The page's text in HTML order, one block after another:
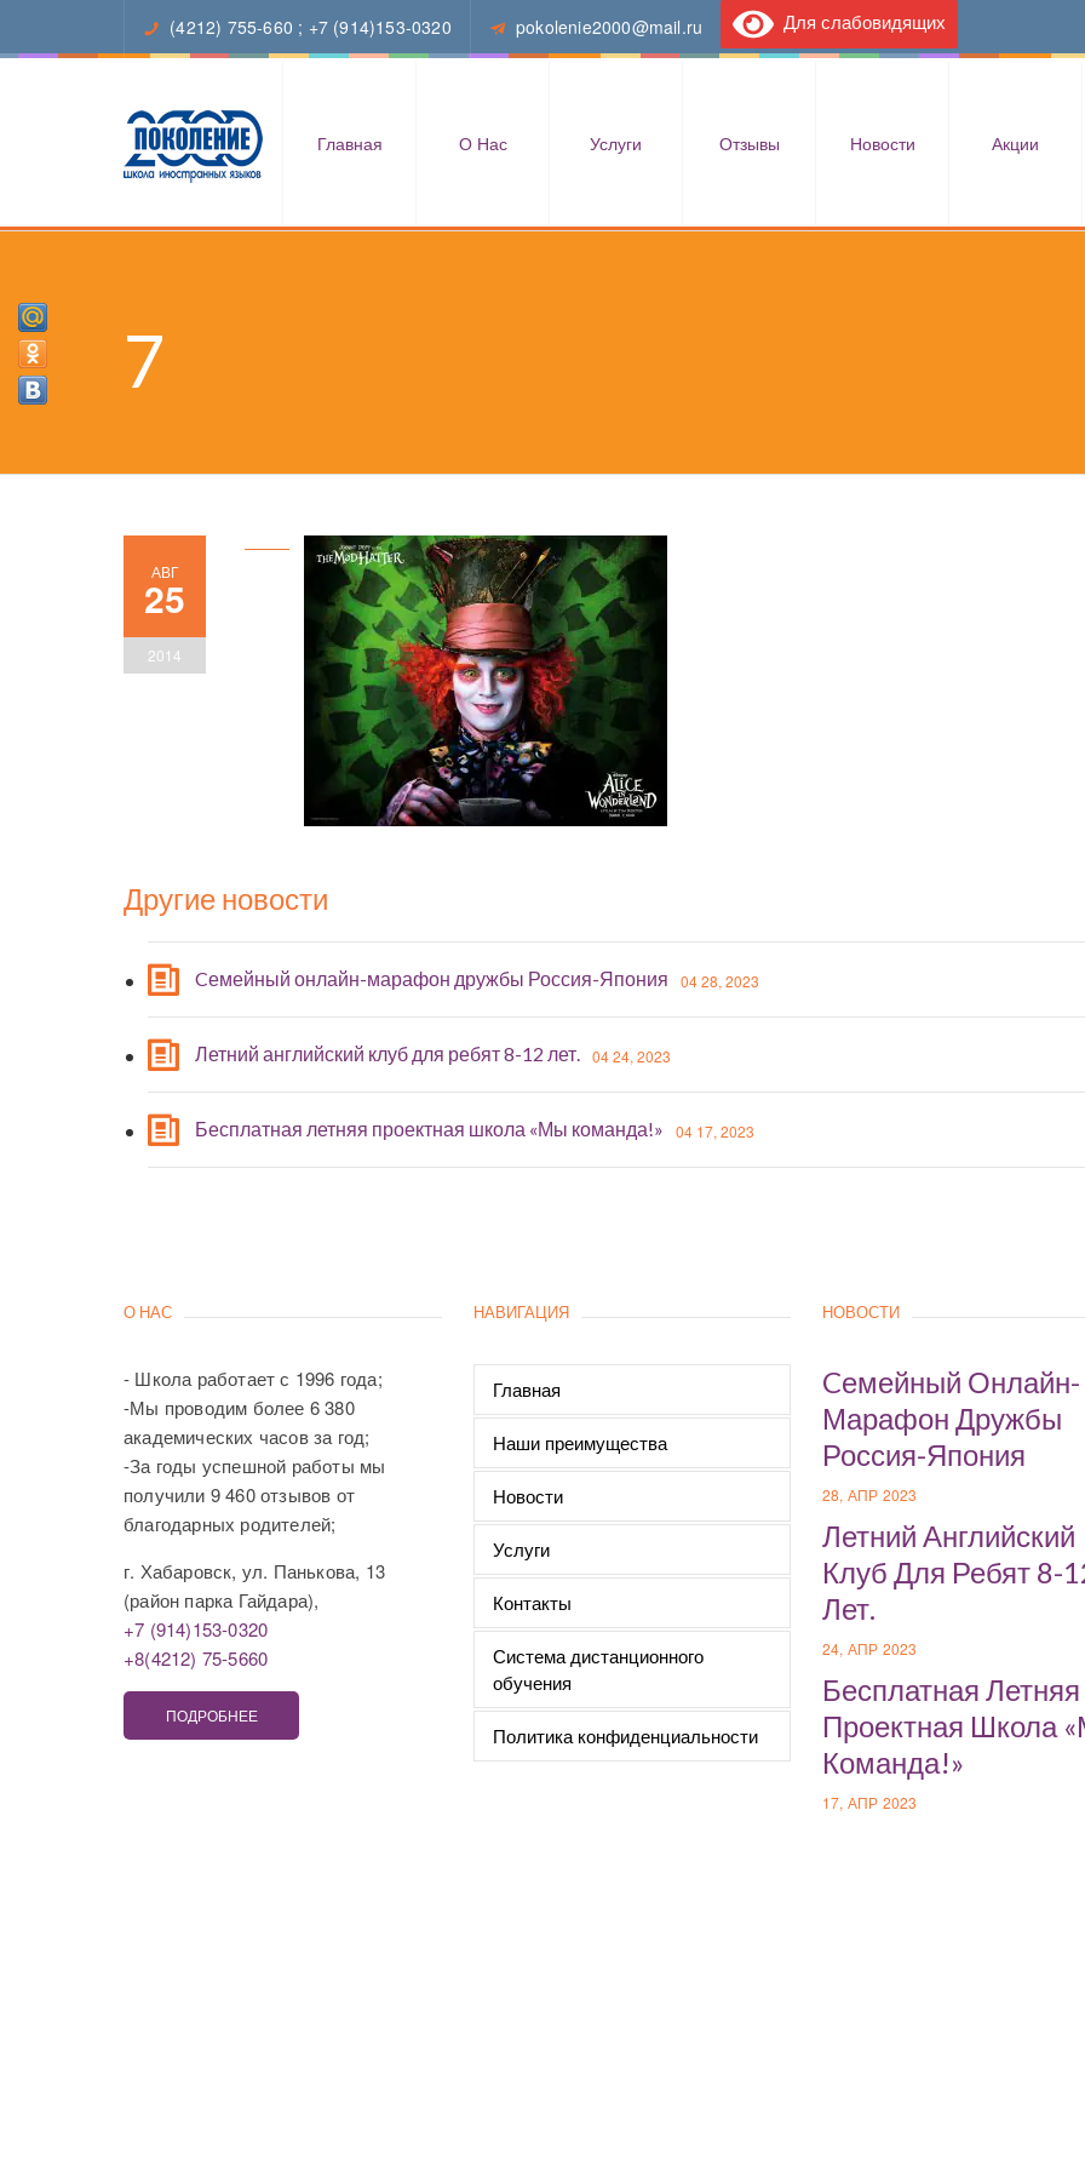
(4212) 755-660 ; +7 (914)153-0320 pokolenie2000@mail.ru Для слабовидящих
Главная О Нас Услуги Отзывы Новости Акции
7
АВГ
25
2014
Другие новости
Cемейный онлайн-марафон дружбы Россия-Япония 04 28, 2023
Летний английский клуб для ребят 8-12 лет. 04 24, 2023
Бесплатная летняя проектная школа «Мы команда!» 04 17, 2023
О НАС
- Школа работает с 1996 года;
-Мы проводим более 6 380
академических часов за год;
-За годы успешной работы мы
получили 9 460 отзывов от
благодарных родителей;
г. Хабаровск, ул. Панькова, 13
(район парка Гайдара),
+7 (914)153-0320
+8(4212) 75-5660
ПОДРОБНЕЕ
НАВИГАЦИЯ
Главная
Наши преимущества
Новости
Услуги
Контакты
Система дистанционного
обучения
Политика конфиденциальности
НОВОСТИ
Cемейный Онлайн-
Марафон Дружбы
Россия-Япония
28, АПР 2023
Летний Английский
Клуб Для Ребят 8-
Лет.
24, АПР 2023
Бесплатная Летняя
Проектная Школа
Команда!»
17, АПР 2023